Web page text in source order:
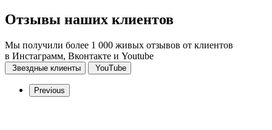
Отзывы наших клиентов
Мы получили более 1 000 живых отзывов от клиентов
в Инстаграмм, Вконтакте и Youtube
Звездные клиенты YouTube
Previous